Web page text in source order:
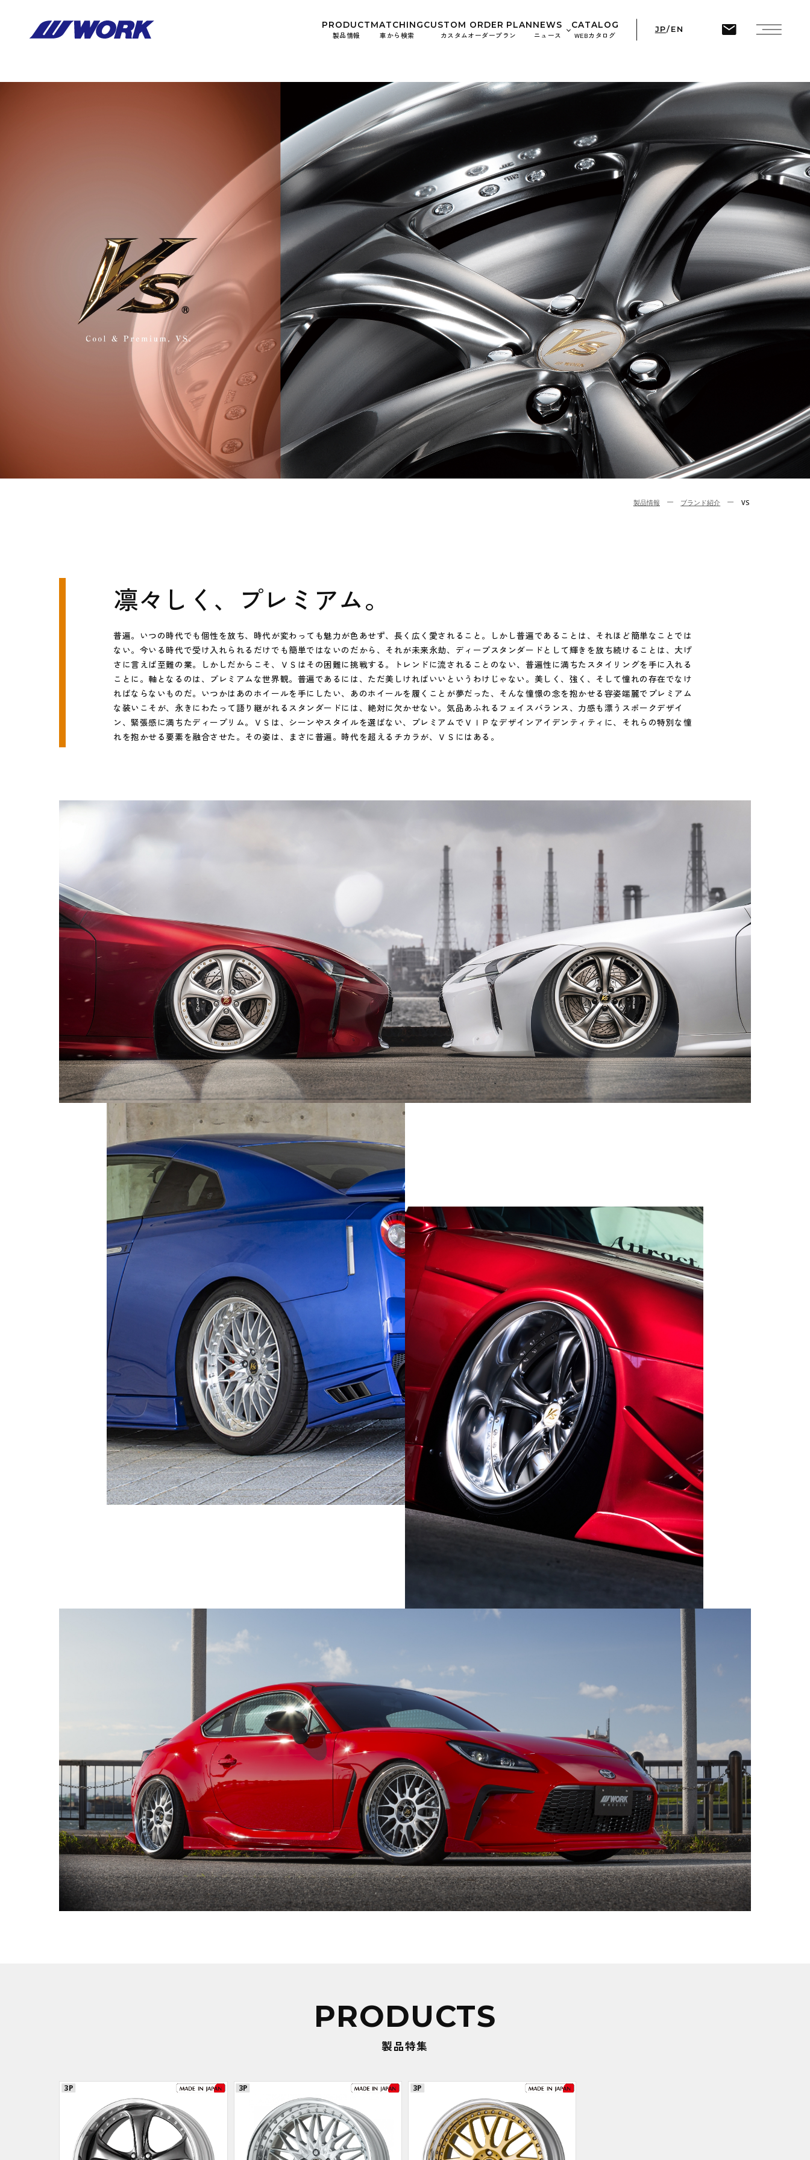
PRODUCT
製品情報
MATCHING
車から検索
CUSTOM ORDER PLAN
カスタムオーダープラン
NEWS
ニュース
CATALOG
WEBカタログ
JP/ EN
製品情報 ブランド紹介 VS
凛々しく、プレミアム。
普遍。いつの時代でも個性を放ち、時代が変わっても魅力が色あせず、長く広く愛されること。しかし普遍であることは、それほど簡単なことでは
ない。今いる時代で受け入れられるだけでも簡単ではないのだから、それが未来永劫、ディープスタンダードとして輝きを放ち続けることは、大げ
さに言えば至難の業。しかしだからこそ、ＶＳはその困難に挑戦する。トレンドに流されることのない、普遍性に満ちたスタイリングを手に入れる
ことに。軸となるのは、プレミアムな世界観。普遍であるには、ただ美しければいいというわけじゃない。美しく、強く、そして憧れの存在でなけ
ればならないものだ。いつかはあのホイールを手にしたい、あのホイールを履くことが夢だった、そんな憧憬の念を抱かせる容姿端麗でプレミアム
な装いこそが、永きにわたって語り継がれるスタンダードには、絶対に欠かせない。気品あふれるフェイスバランス、力感も漂うスポークデザイ
ン、緊張感に満ちたディープリム。ＶＳは、シーンやスタイルを選ばない、プレミアムでＶＩＰなデザインアイデンティティに、それらの特別な憧
れを抱かせる要素を融合させた。その姿は、まさに普遍。時代を超えるチカラが、ＶＳにはある。
PRODUCTS
製品特集
3P 3P 3P